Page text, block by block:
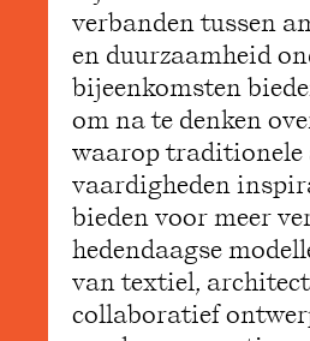
verbanden tussen
en duurzaamheid
bijeenkomsten
om na te denken
waarop traditionele
vaardigheden
bieden voor meer
hedendaagse
van textiel,
collaboratief